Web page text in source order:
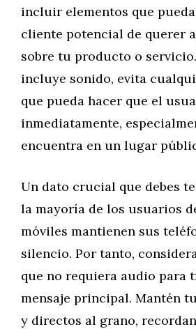
incluir elementos que
cliente potencial de querer
sobre tu producto o
incluye sonido, evita
que pueda hacer que el
inmediatamente,
encuentra en un lugar
Un dato crucial que debes
la mayoría de los usuarios
móviles mantienen sus
silencio. Por tanto,
que no requiera audio para
mensaje principal. Mantén
y directos al grano,